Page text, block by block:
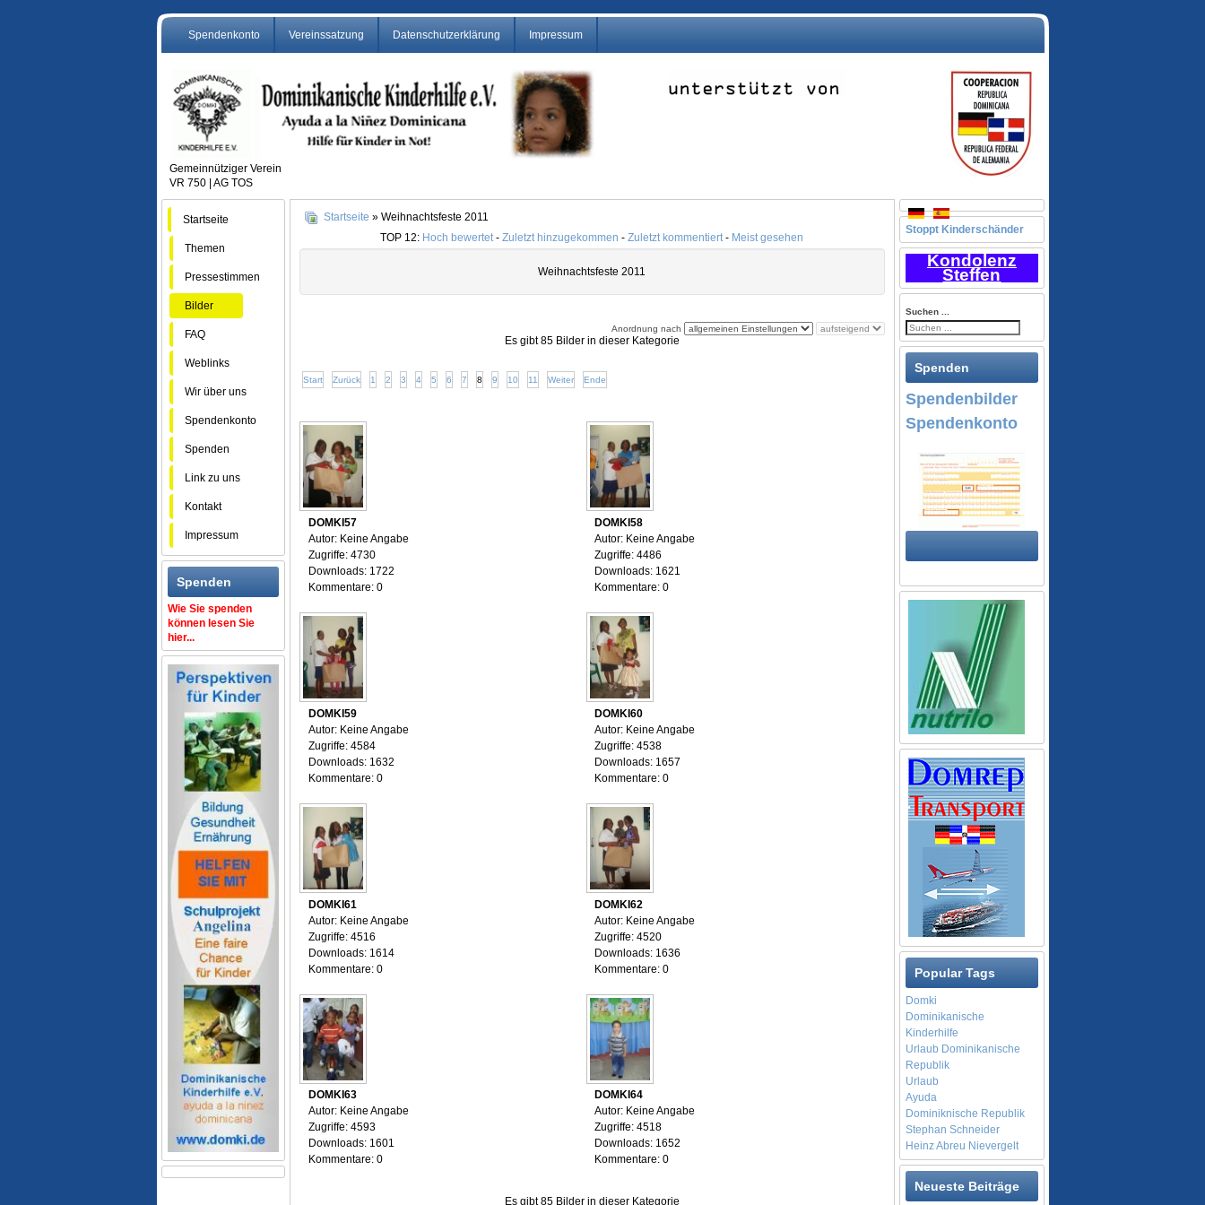
Spendenkonto Vereinssatzung Datenschutzerklärung Impressum
Gemeinnütziger Verein
VR 750 | AG TOS
Startseite » Weihnachtsfeste 2011
TOP 12: Hoch bewertet -Zuletzt hinzugekommen -Zuletzt kommentiert - Meist gesehen
Weihnachtsfeste 2011
Anordnung nach
Es gibt 85 Bilder in dieser Kategorie
Start Zurück 1 2 3 4 5 6 7 8 9 10 11 Weiter Ende
DOMKI57
Autor: Keine Angabe
Zugriffe: 4730
Downloads: 1722
Kommentare: 0
DOMKI58
Autor: Keine Angabe
Zugriffe: 4486
Downloads: 1621
Kommentare: 0
DOMKI59
Autor: Keine Angabe
Zugriffe: 4584
Downloads: 1632
Kommentare: 0
DOMKI60
Autor: Keine Angabe
Zugriffe: 4538
Downloads: 1657
Kommentare: 0
DOMKI61
Autor: Keine Angabe
Zugriffe: 4516
Downloads: 1614
Kommentare: 0
DOMKI62
Autor: Keine Angabe
Zugriffe: 4520
Downloads: 1636
Kommentare: 0
DOMKI63
Autor: Keine Angabe
Zugriffe: 4593
Downloads: 1601
Kommentare: 0
DOMKI64
Autor: Keine Angabe
Zugriffe: 4518
Downloads: 1652
Kommentare: 0
Es gibt 85 Bilder in dieser Kategorie
Stoppt Kinderschänder
Kondolenz
Steffen
Suchen ...
Spenden
Spendenbilder
Spendenkonto
Popular Tags
Domki
Dominikanische
Kinderhilfe
Urlaub Dominikanische
Republik
Urlaub
Ayuda
Dominiknische Republik
Stephan Schneider
Heinz Abreu Nievergelt
Neueste Beiträge
Startseite
Themen
Pressestimmen
Bilder
FAQ
Weblinks
Wir über uns
Spendenkonto
Spenden
Link zu uns
Kontakt
Impressum
Spenden
Wie Sie spenden
können lesen Sie
hier...